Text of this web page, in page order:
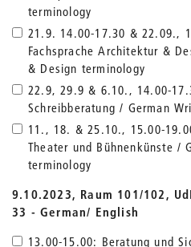
terminology
21.9. 14.00-17.30 & 22.09., 10.00 - 13.30, Raum 004:
Fachsprache Architektur &
& Design terminology
22.9, 29.9 & 6.10., 14.00-
Schreibberatung / German
11., 18. & 25.10., 15.00-
Theater und Bühnenkünste /
terminology
9.10.2023, Raum 101/102,
33 - German/ English
13.00-15.00: Beratung und